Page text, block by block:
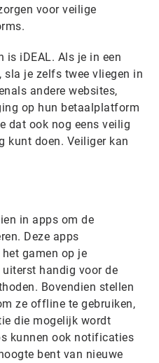
voor veilige
is iDEAL. Als je in een
sla je zelfs twee vliegen in
andere websites,
op hun betaalplatform
dat ook nog eens veilig
kunt doen. Veiliger kan
in apps om de
Deze apps
gamen op je
handig voor de
Bovendien stellen
ze offline te gebruiken,
die mogelijk wordt
kunnen ook notificaties
bent van nieuwe